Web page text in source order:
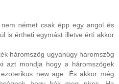
német csak épp egy angol és
is értheti egymást illetve érti akkor
háromszög ugyanúgy háromszög
azt mondja hogy a háromszögek
new age. És akkor még